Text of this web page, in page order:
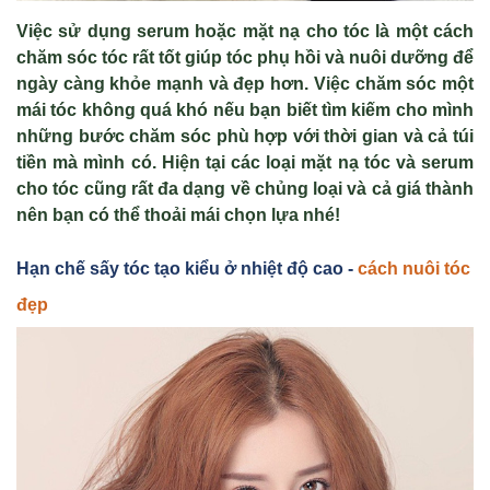
Việc sử dụng serum hoặc mặt nạ cho tóc là một cách
chăm sóc tóc rất tốt giúp tóc phụ hồi và nuôi dưỡng để
ngày càng khỏe mạnh và đẹp hơn. Việc chăm sóc một
mái tóc không quá khó nếu bạn biết tìm kiếm cho mình
những bước chăm sóc phù hợp với thời gian và cả túi
tiền mà mình có. Hiện tại các loại mặt nạ tóc và serum
cho tóc cũng rất đa dạng về chủng loại và cả giá thành
nên bạn có thể thoải mái chọn lựa nhé!
Hạn chế sấy tóc tạo kiểu ở nhiệt độ cao - cách nuôi tóc
đẹp